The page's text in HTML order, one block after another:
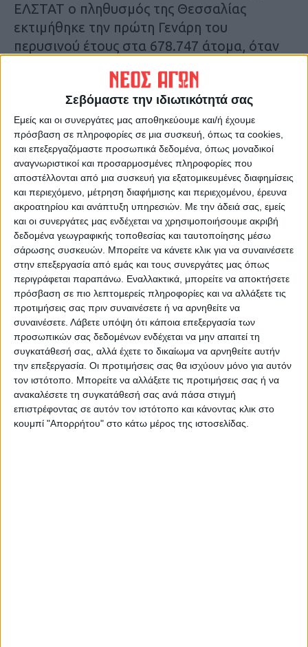
Σεβόμαστε την ιδιωτικότητά σας
Εμείς και οι συνεργάτες μας αποθηκεύουμε και/ή έχουμε
πρόσβαση σε πληροφορίες σε μια συσκευή, όπως τα cookies,
και επεξεργαζόμαστε προσωπικά δεδομένα, όπως μοναδικοί
αναγνωριστικοί και προσαρμοσμένες πληροφορίες που
αποστέλλονται από μια συσκευή για εξατομικευμένες διαφημίσεις
και περιεχόμενο, μέτρηση διαφήμισης και περιεχομένου, έρευνα
ακροατηρίου και ανάπτυξη υπηρεσιών. Με την άδειά σας, εμείς
και οι συνεργάτες μας ενδέχεται να χρησιμοποιήσουμε ακριβή
δεδομένα γεωγραφικής τοποθεσίας και ταυτοποίησης μέσω
σάρωσης συσκευών. Μπορείτε να κάνετε κλικ για να συναινέσετε
στην επεξεργασία από εμάς και τους συνεργάτες μας όπως
περιγράφεται παραπάνω. Εναλλακτικά, μπορείτε να αποκτήσετε
πρόσβαση σε πιο λεπτομερείς πληροφορίες και να αλλάξετε τις
προτιμήσεις σας πριν συναινέσετε ή να αρνηθείτε να
συναινέσετε. Λάβετε υπόψη ότι κάποια επεξεργασία των
προσωπικών σας δεδομένων ενδέχεται να μην απαιτεί τη
συγκατάθεσή σας, αλλά έχετε το δικαίωμα να αρνηθείτε αυτήν
την επεξεργασία. Οι προτιμήσεις σας θα ισχύουν μόνο για αυτόν
τον ιστότοπο. Μπορείτε να αλλάξετε τις προτιμήσεις σας ή να
ανακαλέσετε τη συγκατάθεσή σας ανά πάσα στιγμή
επιστρέφοντας σε αυτόν τον ιστότοπο και κάνοντας κλικ στο
κουμπί "Απορρήτου" στο κάτω μέρος της ιστοσελίδας.
ΕΛΣΤΑΤ ο πληθυσμός της Θεσσαλίας
εκτιμήθηκε την πρώτη Γενάρη του
περυσινού έτους στα 678.747 άτομα, όταν
μείωση της τάξης του 1,3%. Η μεγαλύτερη
συρρίκνωση σε επίπεδο Θεσσαλίας
καταγράφεται στο Ν. Καρδίτσας.
Συγκεκριμένα, τα στοιχεία στους
υπόλοιπους Νομούς έχουν ως εξής:
-Ν. Λάρισας: 266.393 το 2024, ενώ 268.963
στην απογραφή του 2021 (μείωση 0,9%)
– Ν. Τρικάλων: 119.864 το 2024, ενώ 122.081
στην απογραφή του 2021(μείωση 1,8%)